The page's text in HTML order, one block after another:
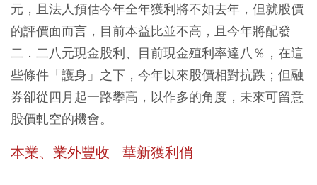
元，且法人預估今年全年獲利將不如去年，但就股價
的評價面而言，目前本益比並不高，且今年將配發
二．二八元現金股利、目前現金殖利率達八％，在這
些條件「護身」之下，今年以來股價相對抗跌；但融
券卻從四月起一路攀高，以作多的角度，未來可留意
股價軋空的機會。
本業、業外豐收 華新獲利俏